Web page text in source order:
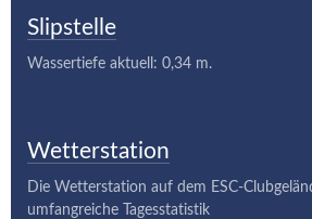
Slipstelle
Wassertiefe aktuell: 0,34 m.
Wetterstation
Die Wetterstation auf dem ESC-
umfangreiche Tagesstatistik